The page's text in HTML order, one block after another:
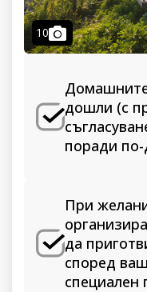
10camera
дошли (с
поради
При
да
според
специален